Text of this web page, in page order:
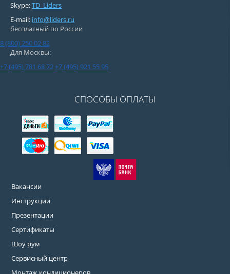
Skype:TD_Liders
E-mail: info@liders.ru
бесплатный по России
8 (800) 250 02 82
Для Москвы:
+7 (495) 781 68 72+7 (495) 921 55 95
СПОСОБЫ ОПЛАТЫ
Вакансии
Инструкции
Презентации
Сертификаты
Шоу рум
Сервисный центр